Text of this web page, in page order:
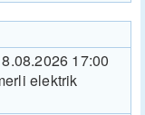
17:00
elektrik